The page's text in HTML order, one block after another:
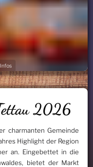
2026
charmanten Gemeinde
Highlight der Region
an. Eingebettet in die
bietet der Markt